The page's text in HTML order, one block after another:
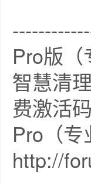
Pro版（
智慧清
费激活码
Pro（
http://